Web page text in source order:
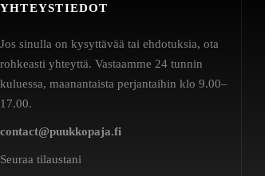
YHTEYSTIEDOT
Jos sinulla on kysyttävää tai ehdotuksia, ota
rohkeasti yhteyttä. Vastaamme 24 tunnin
kuluessa, maanantaista perjantaihin klo 9.00–
17.00.
contact@puukkopaja.fi
Seuraa tilaustani